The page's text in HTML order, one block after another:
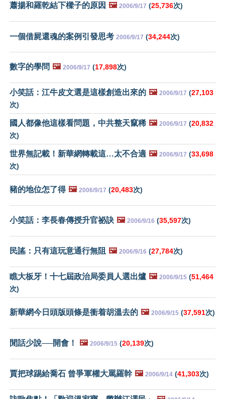
蕭揚和羅乾結下樑子的原因 🖼️ 2006/9/17 (25,736次)
一個借屍還魂的案例引發思考 2006/9/17 (34,244次)
數字的學問 🖼️ 2006/9/17 (17,898次)
小笑話：江牛皮文選是這樣創造出來的 🖼️ 2006/9/17 (27,103
次)
國人都像他這樣看問題，中共整天竄稀 🖼️ 2006/9/17 (20,832
次)
世界無記載！新華網轉載這…太不合適 🖼️ 2006/9/17 (33,698
次)
豬的地位怎了得 🖼️ 2006/9/17 (20,483次)
小笑話：李長春傳授升官祕訣 🖼️ 2006/9/16 (35,597次)
民謠：只有這玩意通行無阻 🖼️ 2006/9/16 (27,784次)
瞧大板牙！十七屆政治局委員人選出爐 🖼️ 2006/9/15 (51,464
次)
新華網今日頭版頭條是衝着胡溫去的 🖼️ 2006/9/15 (37,591次)
閒話少說──開會！ 🖼️ 2006/9/15 (20,139次)
賈把球踢給喬石 曾爭軍權大罵羅幹 🖼️ 2006/9/14 (41,303次)